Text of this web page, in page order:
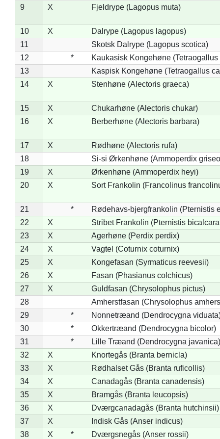
9
X Fjeldrype (Lagopus muta)
10 X
Dalrype (Lagopus lagopus)
11
Skotsk Dalrype (Lagopus scotica)
12
*
Kaukasisk Kongehøne
13
Kaspisk Kongehøne (Tetraogallus
14
X Stenhøne (Alectoris graeca)
15 X
Chukarhøne (Alectoris chukar)
16
X Berberhøne (Alectoris barbara)
17 X
Rødhøne (Alectoris rufa)
18
Si-si Ørkenhøne (Ammoperdix
19
X
Ørkenhøne (Ammoperdix heyi)
20
X Sort Frankolin (Francolinus
21 *
Rødehavs-bjergfrankolin (Pternistis
22
X
Stribet Frankolin (Pternistis
23
X
Agerhøne (Perdix perdix)
24
X
Vagtel (Coturnix coturnix)
25
X
Kongefasan (Syrmaticus reevesii)
26
X
Fasan (Phasianus colchicus)
27
X
Guldfasan (Chrysolophus pictus)
28
Amherstfasan (Chrysolophus
29
*
Nonnetræand (Dendrocygna
30
*
Okkertræand (Dendrocygna bicolor)
31
*
Lille Træand (Dendrocygna javanica)
32
X
Knortegås (Branta bernicla)
33
X
Rødhalset Gås (Branta ruficollis)
34
X
Canadagås (Branta canadensis)
35
X
Bramgås (Branta leucopsis)
36
X
Dværgcanadagås (Branta hutchinsii)
37
X
Indisk Gås (Anser indicus)
38
X *
Dværgsnegås (Anser rossii)